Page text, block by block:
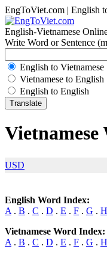
EngToViet.com | English
English-Vietnamese
Write Word or Sentence
English to Vietnamese
Vietnamese to English
English to English
Vietnamese
USD
English Word Index:
A . B . C . D . E . F . G . H
Vietnamese Word Index:
A . B . C . D . E . F . G . H